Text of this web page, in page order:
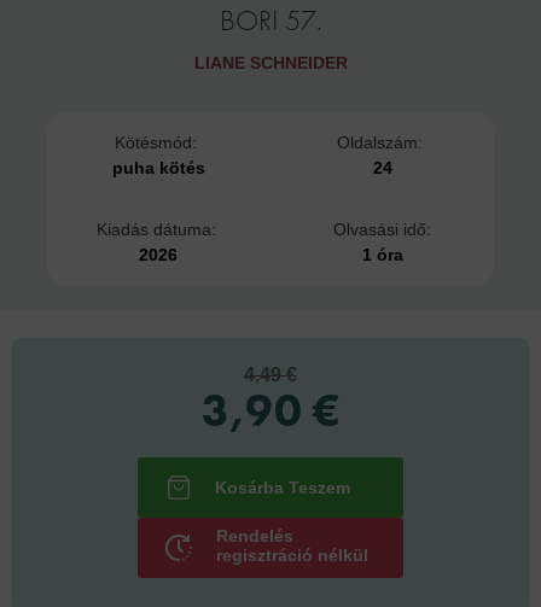
BORI 57.
LIANE SCHNEIDER
Kötésmód:
puha kötés
Oldalszám:
24
Kiadás dátuma:
2026
Olvasási idő:
1 óra
4,49 €
3,90 €
Rendelés
regisztráció nélkül